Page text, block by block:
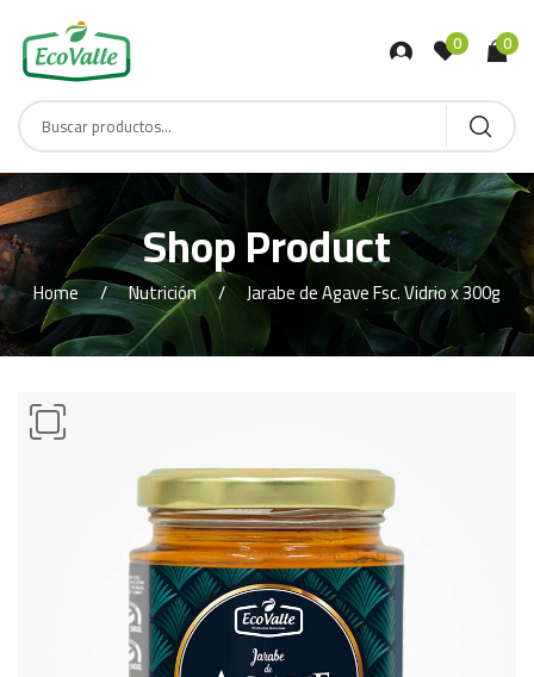
0 0
Shop Product
Home Nutrición Jarabe de Agave Fsc. Vidrio x 300g